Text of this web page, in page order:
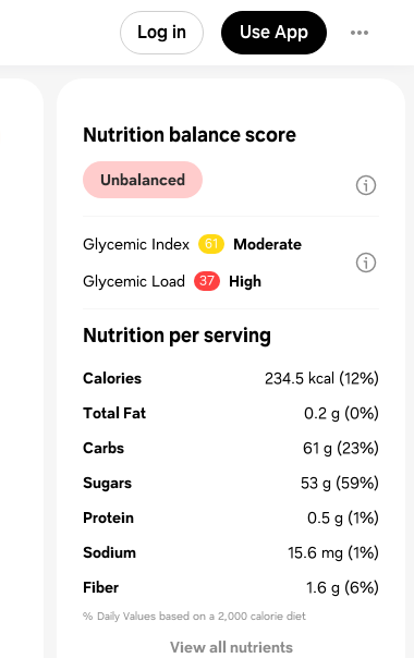
Log in Use App
Nutrition balance score
Unbalanced
Glycemic Index 61
Moderate
Glycemic Load
37 High
Nutrition per serving
Calories 234.5 kcal (12%)
Total Fat
0.2 g (0%)
Carbs
61 g (23%)
Sugars
53 g (59%)
Protein
0.5 g (1%)
Sodium
15.6 mg (1%)
Fiber
1.6 g (6%)
% Daily Values based on a 2,000 calorie diet
View all nutrients